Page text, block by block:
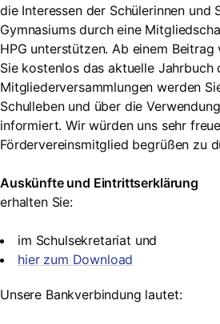
die Interessen der Schülerinnen und
Gymnasiums durch eine
HPG unterstützen. Ab einem
Sie kostenlos das aktuelle Jahrbuch
Mitgliederversammlungen werden
Schulleben und über die
informiert. Wir würden uns sehr
Fördervereinsmitglied begrüßen zu
Auskünfte und Eintrittserklärung
erhalten Sie:
im Schulsekretariat und
hier zum Download
Unsere Bankverbindung lautet: